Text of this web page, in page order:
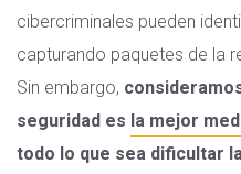
cibercriminales pueden
capturando paquetes de la
Sin embargo,
seguridad es la mejor
todo lo que sea dificultar